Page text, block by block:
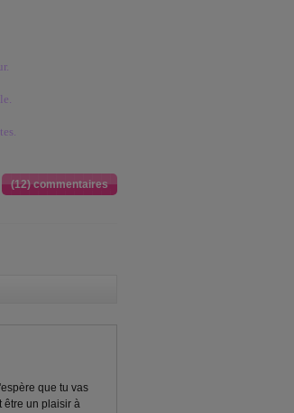
(12) commentaires
que tu vas
être un plaisir à